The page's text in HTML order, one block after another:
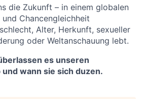
die Zukunft – in einem globalen
Chancengleichheit
Alter, Herkunft, sexueller
oder Weltanschauung lebt.
es unseren
wann sie sich duzen.